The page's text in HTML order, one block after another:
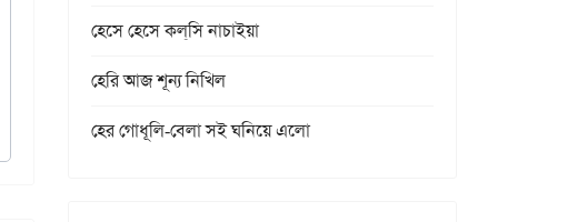
হেসে হেসে কল্‌সি নাচাইয়া
হেরি আজ শূন্য নিখিল
হের গোধূলি-বেলা সই ঘনিয়ে এলো